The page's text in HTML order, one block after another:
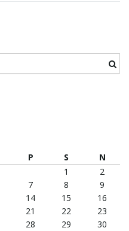
P S
N
1
2
7 8
9
14 15
16
21 22
23
28 29
30